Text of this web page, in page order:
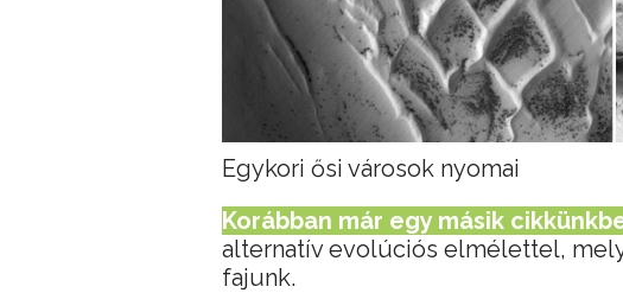
Egykori ősi városok nyomai
Korábban már egy másik
alternatív evolúciós elmélettel,
fajunk.